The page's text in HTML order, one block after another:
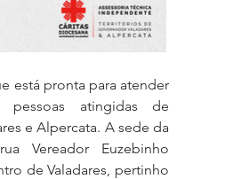
está pronta para atender
pessoas atingidas de
e Alpercata. A sede da
Vereador Euzebinho
de Valadares, pertinho